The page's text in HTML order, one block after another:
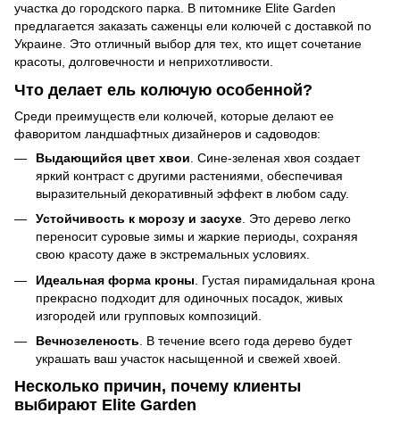
участка до городского парка. В питомнике Elite Garden
предлагается заказать саженцы ели колючей с доставкой по
Украине. Это отличный выбор для тех, кто ищет сочетание
красоты, долговечности и неприхотливости.
Что делает ель колючую особенной?
Среди преимуществ ели колючей, которые делают ее
фаворитом ландшафтных дизайнеров и садоводов:
Выдающийся цвет хвои . Сине-зеленая хвоя создает
яркий контраст с другими растениями, обеспечивая
выразительный декоративный эффект в любом саду.
Устойчивость к морозу и засухе. Это дерево легко
переносит суровые зимы и жаркие периоды, сохраняя
свою красоту даже в экстремальных условиях.
Идеальная форма кроны . Густая пирамидальная крона
прекрасно подходит для одиночных посадок, живых
изгородей или групповых композиций.
Вечнозеленость . В течение всего года дерево будет
украшать ваш участок насыщенной и свежей хвоей.
Несколько причин, почему клиенты
выбирают Elite Garden